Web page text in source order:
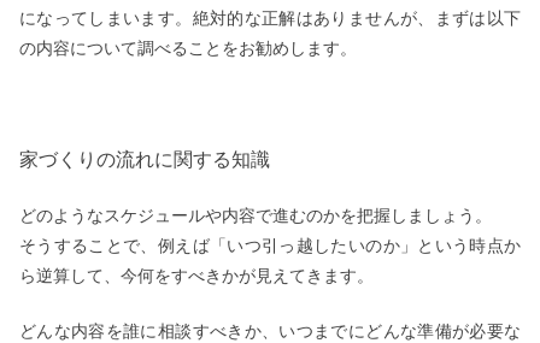
になってしまいます。絶対的な正解はありませんが、まずは以下
の内容について調べることをお勧めします。
家づくりの流れに関する知識
どのようなスケジュールや内容で進むのかを把握しましょう。
そうすることで、例えば「いつ引っ越したいのか」という時点か
ら逆算して、今何をすべきかが見えてきます。
どんな内容を誰に相談すべきか、いつまでにどんな準備が必要な